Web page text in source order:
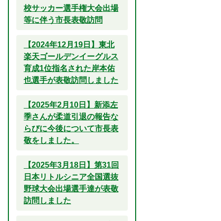
校サッカー選手権大会出場
等に伴う市長表敬訪問
【2024年12月19日】東北
楽天ゴールデンイーグルス
育成1位指名された岸本佑
也選手が表敬訪問しました
【2025年2月10日】新添左
季さんが柔道引退の報告な
らびに今後について市長表
敬をしました。
【2025年3月18日】第31回
日本リトルシニア全国選抜
野球大会出場選手達が表敬
訪問しました